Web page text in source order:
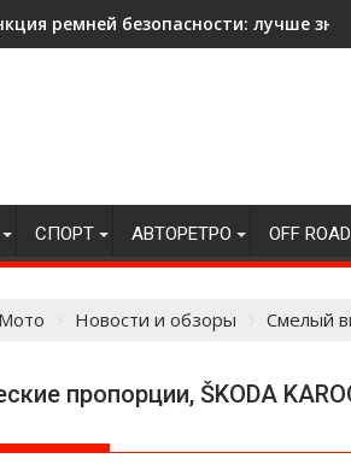
ремней безопасности: лучше
СПОРТ АВТОРЕТРО OFF ROAD
Новости и обзоры Смелый
пропорции, ŠKODA